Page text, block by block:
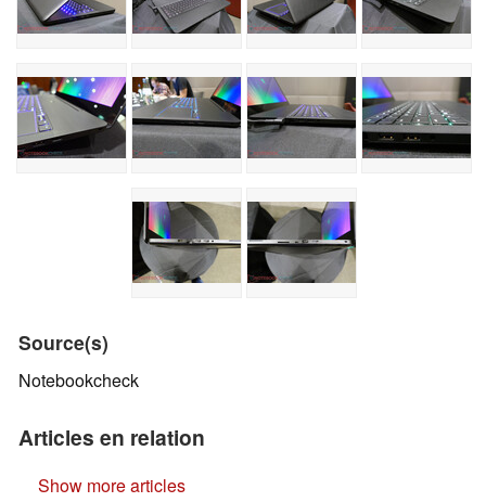
Source(s)
Notebookcheck
Articles en relation
Show more articles